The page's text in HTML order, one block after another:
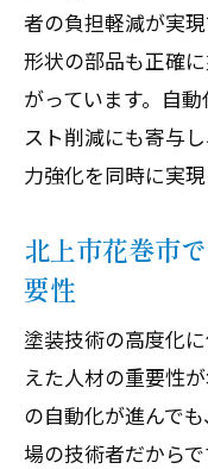
者の負担軽減が実
形状の部品も正確
がっています。自
スト削減にも寄与
力強化を同時に実現
北上市花巻市
要性
塗装技術の高度化
えた人材の重要性
の自動化が進んで
場の技術者だから